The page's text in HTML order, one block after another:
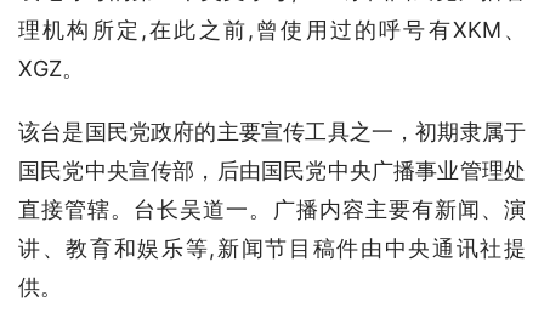
理机构所定,在此之前,曾使用过的呼号有XKM、
XGZ。
该台是国民党政府的主要宣传工具之一，初期隶属于
国民党中央宣传部，后由国民党中央广播事业管理处
直接管辖。台长吴道一。广播内容主要有新闻、演
讲、教育和娱乐等,新闻节目稿件由中央通讯社提
供。